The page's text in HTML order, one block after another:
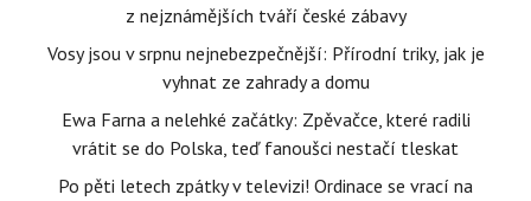
z nejznámějších tváří české zábavy
Vosy jsou v srpnu nejnebezpečnější: Přírodní triky, jak je
vyhnat ze zahrady a domu
Ewa Farna a nelehké začátky: Zpěvačce, které radili
vrátit se do Polska, teď fanoušci nestačí tleskat
Po pěti letech zpátky v televizi! Ordinace se vrací na